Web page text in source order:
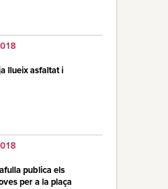
llueix asfaltat i
publica els
per a la plaça